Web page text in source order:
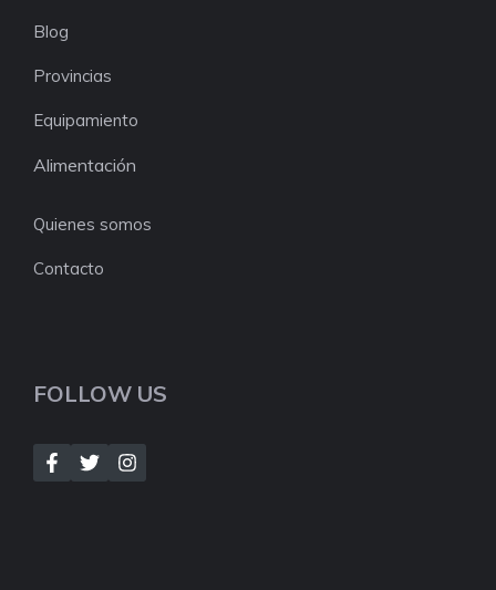
Blog
Provincias
Equipamiento
Alimentación
Quienes somos
Contacto
FOLLOW US